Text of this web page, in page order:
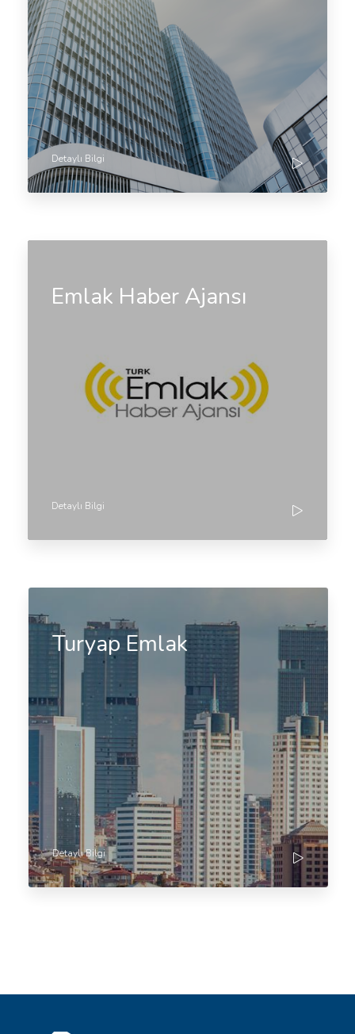
Detaylı Bilgi
Emlak Haber Ajansı
Detaylı Bilgi
Turyap Emlak
Detaylı Bilgi